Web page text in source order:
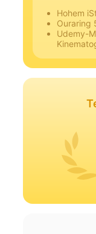
Hohem
Ouraring
Udemy-